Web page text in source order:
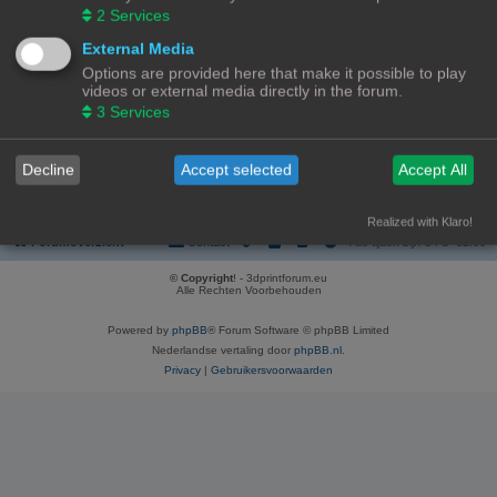
REGISTREER
Om je te kunnen aanmelden, moet je geregistreerd zijn. Registratie neemt
enkele minuten in beslag, maar geeft je extra mogelijkheden. De
forumbeheerder kan ook extra permissies toestaan aan geregistreerde
gebruikers. Lees voor registratie onze gebruiksvoorwaarden en het
bijbehorend beleid. Bekijk ook de regels als je gebruik maakt van het forum.
Gebruikersvoorwaarden|Privacybeleid
Registreer
© Copyright! - 3dprintforum.eu
Alle Rechten Voorbehouden
Powered by phpBB® Forum Software © phpBB Limited
Nederlandse vertaling door phpBB.nl
Privacy | Gebruikersvoorwaarden
2 Services
External Media
Options are provided here that make it possible to play
videos or external media directly in the forum.
3 Services
Decline Accept selected Accept All
Realized with Klaro!